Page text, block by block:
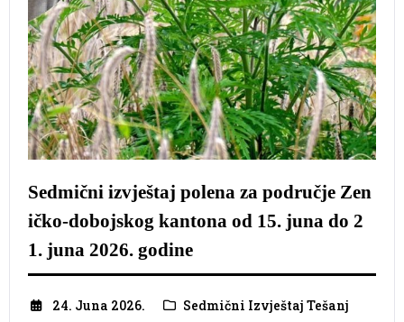
Sedmični izvještaj polena za područje Zen
ičko-dobojskog kantona od 15. juna do 2
1. juna 2026. godine
24. Juna 2026. Sedmični Izvještaj Tešanj